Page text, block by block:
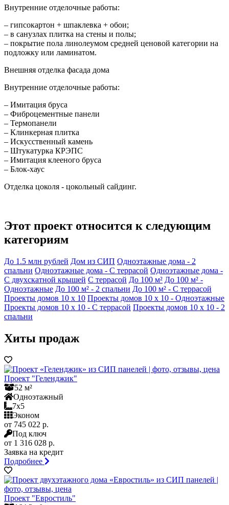
Внутренние отделочные работы:
– гипсокартон + шпаклевка + обои;
– в санузлах плитка на стены и полы;
– покрытие пола линолеумом средней ценовой категории на
подложку или ламинатом.
Внешняя отделка фасада дома
Внутренние отделочные работы:
– Имитация бруса
– Фиброцементные панели
– Термопанели
– Клинкерная плитка
– Искусственный камень
– Штукатурка КРЭПС
– Имитация клееного бруса
– Блок-хаус
Отделка цоколя - цокольный сайдинг.
Этот проект относится к следующим
категориям
До 1.5 млн рублей Дом из СИП Одноэтажные дома - 2
спальни Одноэтажные дома - С террасой Одноэтажные дома -
С двухскатной крышей С террасой До 100 м² До 100 м² -
Одноэтажные До 100 м² - 2 спальни До 100 м² - С террасой
Проекты домов 10 x 10 Проекты домов 10 x 10 - Одноэтажные
Проекты домов 10 x 10 - С террасой Проекты домов 10 x 10 - 2
спальни
Хиты продаж
Проект "Геленджик"
52 м²
Одноэтажный
7x5
Эконом
от 745 022 р.
Под ключ
от 1 316 028 р.
Заявка на кредит
Подробнее
Проект "Евростиль"